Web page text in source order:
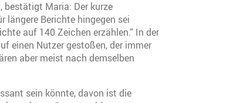
bestätigt Maria: Der kurze
längere Berichte hingegen sei
auf 140 Zeichen erzählen.“ In der
einen Nutzer gestoßen, der immer
aber meist nach demselben
sein könnte, davon ist die